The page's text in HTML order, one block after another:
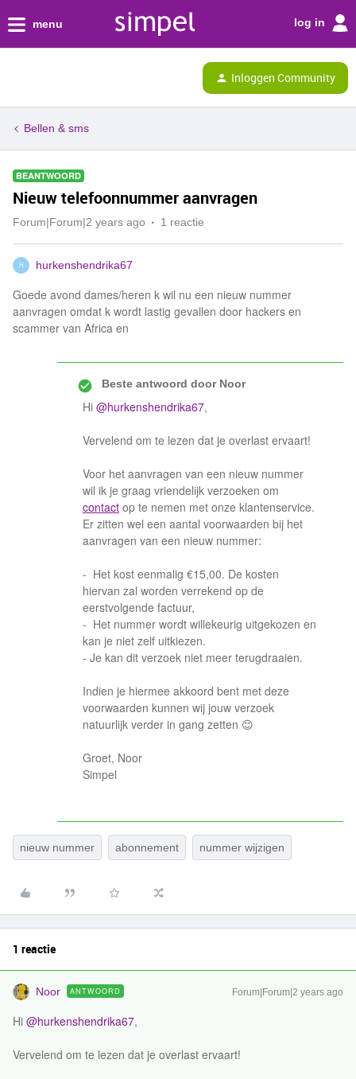
menu log in
Inloggen Community
Bellen & sms
BEANTWOORD
Nieuw telefoonnummer aanvragen
Forum|Forum|2 years ago 1 reactie
H hurkenshendrika67
Goede avond dames/heren k wil nu een nieuw nummer
aanvragen omdat k wordt lastig gevallen door hackers en
scammer van Africa en
Beste antwoord doorNoor
Hi @hurkenshendrika67,
Vervelend om te lezen dat je overlast ervaart!
Voor het aanvragen van een nieuw nummer
wil ik je graag vriendelijk verzoeken om
contact op te nemen met onze klantenservice.
Er zitten wel een aantal voorwaarden bij het
aanvragen van een nieuw nummer:
- Het kost eenmalig €15,00. De kosten
hiervan zal worden verrekend op de
eerstvolgende factuur,
- Het nummer wordt willekeurig uitgekozen en
kan je niet zelf uitkiezen.
- Je kan dit verzoek niet meer terugdraaien.
Indien je hiermee akkoord bent met deze
voorwaarden kunnen wij jouw verzoek
natuurlijk verder in gang zetten 😊
Groet, Noor
Simpel
nieuw nummer abonnement nummer wijzigen
1 reactie
Noor ANTWOORD Forum|Forum|2 years ago
Hi @hurkenshendrika67,
Vervelend om te lezen dat je overlast ervaart!